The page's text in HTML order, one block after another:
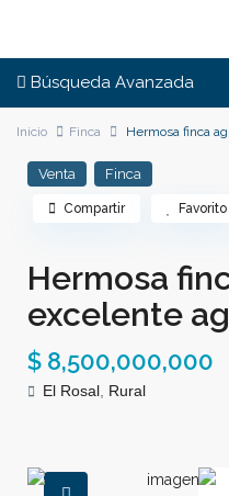
Búsqueda Avanzada
Inicio Finca Hermosa finca
Venta Finca
Hermosa
excelente
$ 8,500,000,000
El Rosal Rural
Compartir Favorito